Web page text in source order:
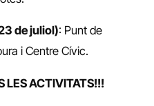
de juliol): Punt de
i Centre Cívic.
LES ACTIVITATS!!!